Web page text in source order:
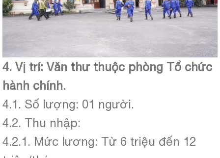
4. Vị trí: Văn thư thuộc phòng Tổ chức
hành chính.
4.1. Số lượng: 01 người.
4.2. Thu nhập:
4.2.1. Mức lương: Từ 6 triệu đến 12